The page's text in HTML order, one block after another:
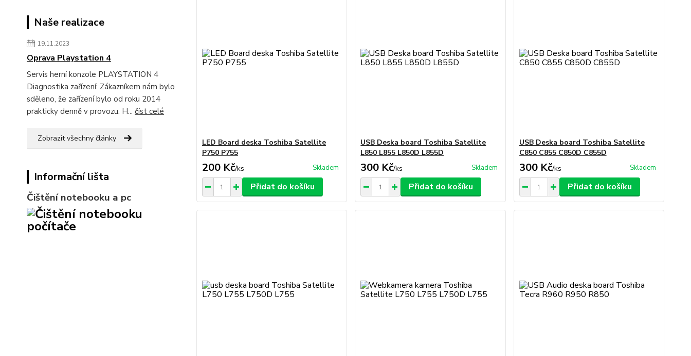
Naše realizace
19.11.2023
Oprava Playstation 4
Servis herní konzole PLAYSTATION 4
Diagnostika zařízení: Zákazníkem nám bylo
sděleno, že zařízení bylo od roku 2014
prakticky denně v provozu. H... číst celé
Zobrazit všechny články
Informační lišta
Čištění notebooku a pc
LED Board deska Toshiba Satellite
P750 P755
200 Kč/ks Skladem
Přidat do košíku
USB Deska board Toshiba Satellite
L850 L855 L850D L855D
300 Kč/ks Skladem
Přidat do košíku
USB Deska board Toshiba Satellite
C850 C855 C850D C855D
300 Kč/ks Skladem
Přidat do košíku